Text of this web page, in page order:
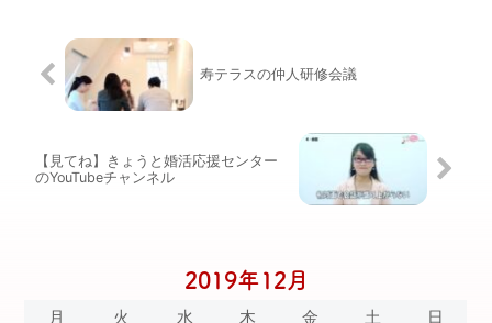
寿テラスの仲人研修会議
【見てね】きょうと婚活応援センター
のYouTubeチャンネル
2019年12月
月 火 水 木 金 土 日